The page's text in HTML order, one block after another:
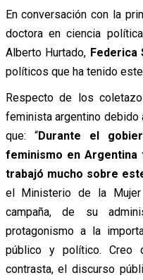
En conversación con la
doctora en ciencia
Alberto Hurtado, Federica
políticos que ha tenido
Respecto de los
feminista argentino debido
que: “Durante el
feminismo en Argentina
trabajó mucho sobre
el Ministerio de la
campaña, de su
protagonismo a la
público y político. Creo
contrasta, el discurso